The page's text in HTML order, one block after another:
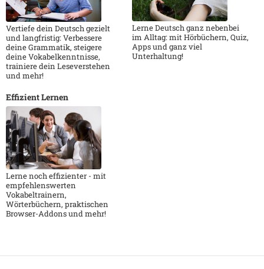
Vertiefe dein Deutsch gezielt
und langfristig: Verbessere
deine Grammatik, steigere
deine Vokabelkenntnisse,
trainiere dein Leseverstehen
und mehr!
Lerne Deutsch ganz nebenbei
im Alltag: mit Hörbüchern, Quiz,
Apps und ganz viel
Unterhaltung!
Effizient Lernen
Lerne noch effizienter - mit
empfehlenswerten
Vokabeltrainern,
Wörterbüchern, praktischen
Browser-Addons und mehr!